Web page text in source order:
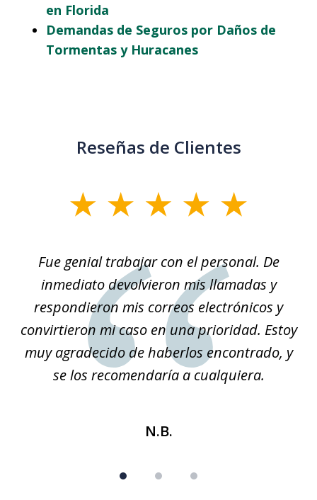
en Florida
Demandas de Seguros por Daños de
Tormentas y Huracanes
Reseñas de Clientes
Fue genial trabajar con el personal. De
inmediato devolvieron mis llamadas y
respondieron mis correos electrónicos y
convirtieron mi caso en una prioridad. Estoy
muy agradecido de haberlos encontrado, y
se los recomendaría a cualquiera.
N.B.